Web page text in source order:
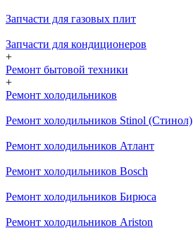
Запчасти для газовых плит
Запчасти для кондиционеров
+
Ремонт бытовой техники
+
Ремонт холодильников
Ремонт холодильников Stinol (Стинол)
Ремонт холодильников Атлант
Ремонт холодильников Bosch
Ремонт холодильников Бирюса
Ремонт холодильников Ariston